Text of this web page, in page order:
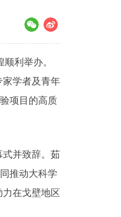
利举办。
家学者及青年
项目的高质
并致辞。茹
推动大科学
在戈壁地区